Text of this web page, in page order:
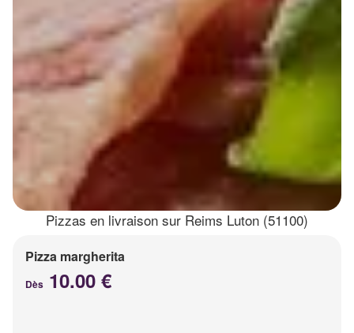
Pizzas en livraison sur Reims Luton (51100)
Pizza margherita
Dès 10.00 €